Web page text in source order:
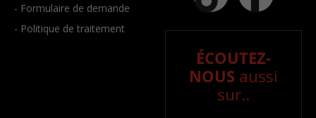
- Formulaire de demande
- Politique de traitement
ÉCOUTEZ-
NOUS aussi
sur..